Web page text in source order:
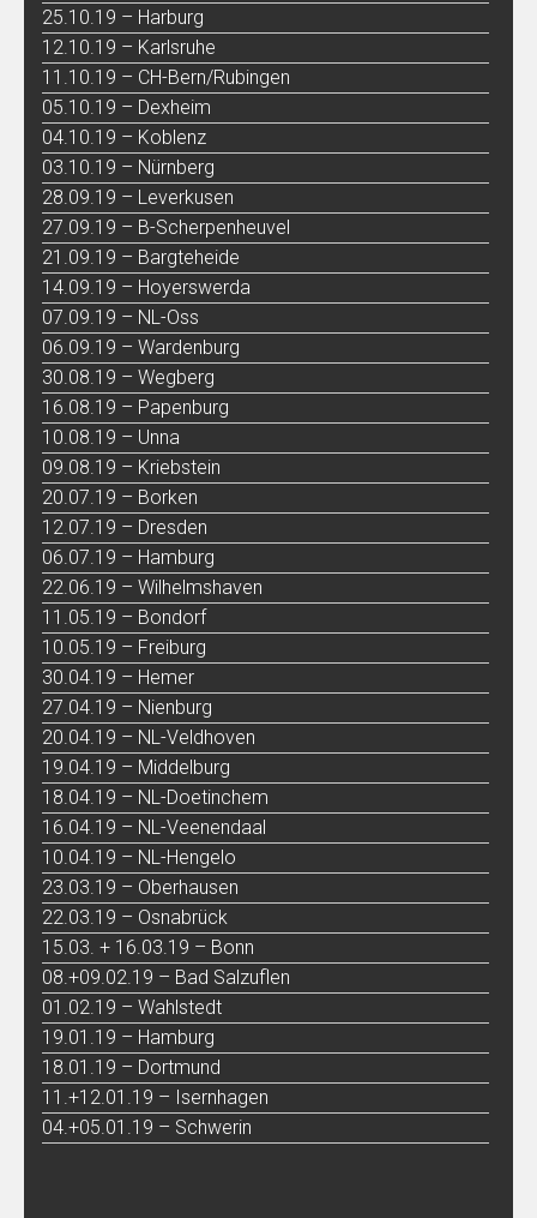
25.10.19 – Harburg
12.10.19 – Karlsruhe
11.10.19 – CH-Bern/Rubingen
05.10.19 – Dexheim
04.10.19 – Koblenz
03.10.19 – Nürnberg
28.09.19 – Leverkusen
27.09.19 – B-Scherpenheuvel
21.09.19 – Bargteheide
14.09.19 – Hoyerswerda
07.09.19 – NL-Oss
06.09.19 – Wardenburg
30.08.19 – Wegberg
16.08.19 – Papenburg
10.08.19 – Unna
09.08.19 – Kriebstein
20.07.19 – Borken
12.07.19 – Dresden
06.07.19 – Hamburg
22.06.19 – Wilhelmshaven
11.05.19 – Bondorf
10.05.19 – Freiburg
30.04.19 – Hemer
27.04.19 – Nienburg
20.04.19 – NL-Veldhoven
19.04.19 – Middelburg
18.04.19 – NL-Doetinchem
16.04.19 – NL-Veenendaal
10.04.19 – NL-Hengelo
23.03.19 – Oberhausen
22.03.19 – Osnabrück
15.03. + 16.03.19 – Bonn
08.+09.02.19 – Bad Salzuflen
01.02.19 – Wahlstedt
19.01.19 – Hamburg
18.01.19 – Dortmund
11.+12.01.19 – Isernhagen
04.+05.01.19 – Schwerin